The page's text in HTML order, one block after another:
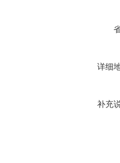
详细
补充